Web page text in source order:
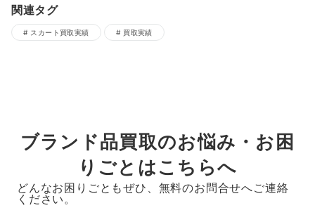
関連タグ
スカート買取実績 買取実績
ブランド品買取のお悩み・お困
りごとはこちらへ
どんなお困りごともぜひ、無料のお問合せへご連絡
ください。